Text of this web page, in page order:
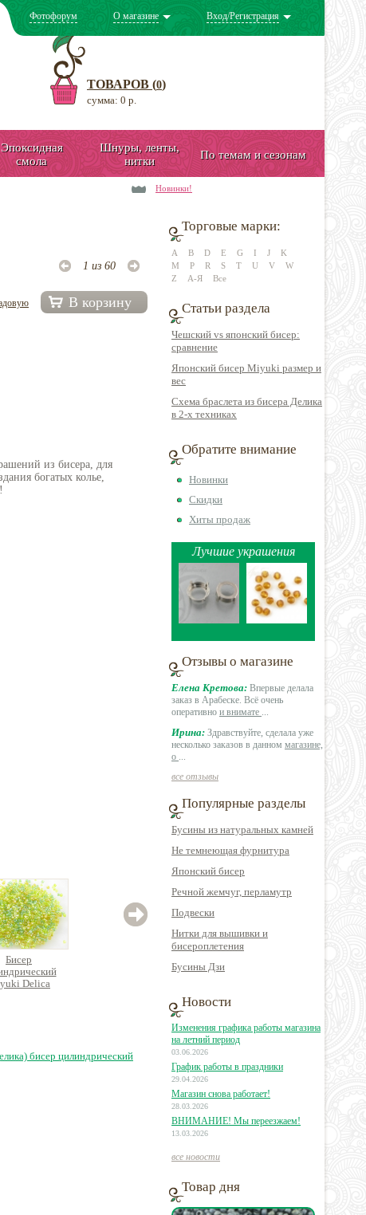
Фотофорум О магазине Вход/Регистрация
ТОВАРОВ (0)
сумма: 0 р.
Эпоксидная
смола
Шнуры, ленты,
нитки
По темам и сезонам
Новинки!
1 из 60
В корзину
из бисера, для
богатых колье,
Бисер
Delica
цилиндрический
267 руб.
бисер цилиндрический
Торговые марки:
A B D E G I J
K
M
P R S T U V
W
Z
А-Я Все
Статьи раздела
Чешский vs японский бисер:
сравнение
Японский бисер Miyuki размер и
вес
Схема браслета из бисера Делика
в 2-х техниках
Обратите внимание
Новинки
Скидки
Хиты продаж
Лучшие украшения
Отзывы о магазине
Елена Кретова: Впервые делала
заказ в Арабеске. Всё очень
оперативно и внимате ...
Ирина: Здравствуйте, сделала уже
несколько заказов в данном магазине,
о ...
все отзывы
Популярные разделы
Бусины из натуральных камней
Не темнеющая фурнитура
Японский бисер
Речной жемчуг, перламутр
Подвески
Нитки для вышивки и
бисероплетения
Бусины Дзи
Новости
Изменения графика работы магазина
на летний период
03.06.2026
График работы в праздники
29.04.2026
Магазин снова работает!
28.03.2026
ВНИМАНИЕ! Мы переезжаем!
13.03.2026
все новости
Товар дня